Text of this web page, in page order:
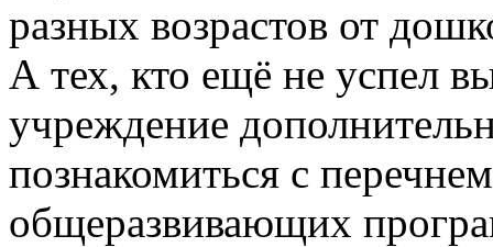
разных возрастов от
А тех, кто ещё не успел
учреждение
познакомиться с
общеразвивающих